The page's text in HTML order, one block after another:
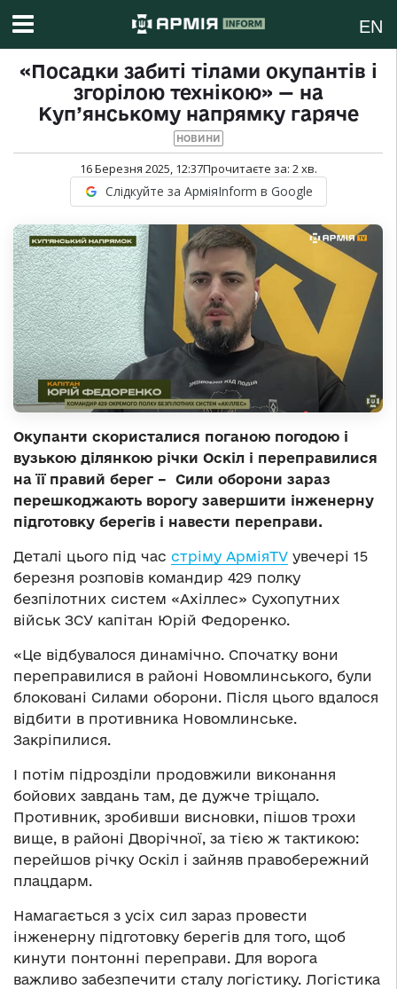
EN
«Посадки забиті тілами окупантів і
згорілою технікою» — на
Куп’янському напрямку гаряче
НОВИНИ
16 Березня 2025, 12:37Прочитаєте за: 2хв.
Слідкуйте за АрміяInform в Google
Окупанти скористалися поганою погодою і
вузькою ділянкою річки Оскіл і переправилися
на її правий берег – Сили оборони зараз
перешкоджають ворогу завершити інженерну
підготовку берегів і навести переправи.
Деталі цього під час стріму АрміяTV увечері 15
березня розповів командир 429 полку
безпілотних систем «Ахіллес» Сухопутних
військ ЗСУ капітан Юрій Федоренко.
«Це відбувалося динамічно. Спочатку вони
переправилися в районі Новомлинського, були
блоковані Силами оборони. Після цього вдалося
відбити в противника Новомлинське.
Закріпилися.
І потім підрозділи продовжили виконання
бойових завдань там, де дужче тріщало.
Противник, зробивши висновки, пішов трохи
вище, в районі Дворічної, за тією ж тактикою:
перейшов річку Оскіл і зайняв правобережний
плацдарм.
Намагається з усіх сил зараз провести
інженерну підготовку берегів для того, щоб
кинути понтонні переправи. Для ворога
важливо забезпечити сталу логістику. Логістика